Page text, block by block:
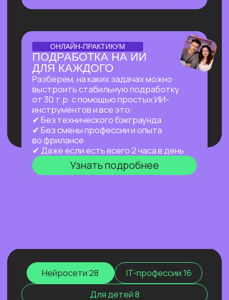
OPENCLAW: КАК
ПОМОЩНИКА ИЗ
ВОЗМОЖНЫХ НА СЕГОДНЯ?
Покажем в прямом эфире, на что
способен OpenClaw — ИИ-агент с 171
000+ звёзд на GitHub, который
не просто отвечает на запросы,
а работает за тебя в фоновом режиме
24/7 — пока ты спишь, едешь на работу
или путешествуешь.
Узнать подробнее
ПРАКТИКУМ
НОВЫЙ ПРАКТИКУМ
ПО OPENCLAW
Первый агент, который работает
на тебя постоянно: в фоне,